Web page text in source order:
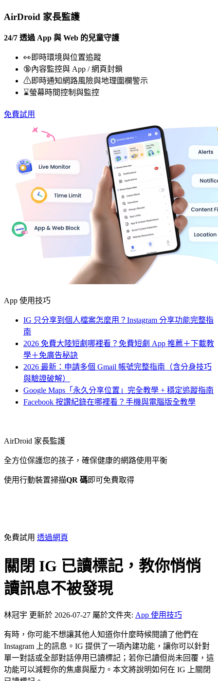
AirDroid 家長監護
24/7 透過 App 與 Web 的兒童守護
👀即時環境與位置追蹤
🔞內容監控與 App / 網頁封鎖
⚠即時通知網路風險與地理圍欄警示
⌛螢幕時間控制與監控
免費試用
App 使用技巧
IG 只分享到個人檔案怎麼用？Instagram 分享功能完整指
南
2026 免費大陸短劇哪裡看？免費短劇 App 推薦＋下載教
學＋免廣告秘訣
2026 最新：申請多個 Gmail 帳號完整指南（含分身技巧
與驗證破解）
Google Maps「永久分享位置」完全教學 + 穩定追蹤指南
Facebook 按讚紀錄在哪裡看？手機與電腦版全教學
AirDroid 家長監護
全方位保護您的孩子，確保健康的網路使用平衡
使用行動裝置掃描QR 碼即可免費取得
免費試用 透過網頁
關閉 IG 已讀標記，教你悄悄
讀訊息不被發現
林冠宇 更新於 2026-07-27 屬於文件夾: App 使用技巧
有時，你可能不想讓其他人知道你什麼時候閱讀了他們在
Instagram 上的訊息。IG 提供了一項內建功能，讓你可以針對
單一對話或全部對話停用已讀標記；若你已讀但尚未回覆，這
功能可以減輕你的焦慮與壓力。本文將說明如何在 IG 上關閉